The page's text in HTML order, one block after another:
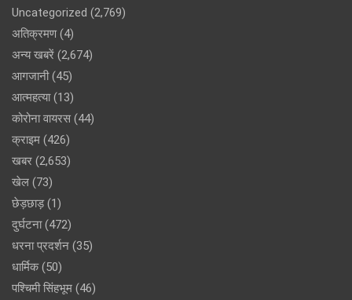
Uncategorized (2,769)
अतिक्रमण(4)
अन्य खबरें (2,674)
आगजानी(45)
आत्महत्या(13)
कोरोना वायरस (44)
क्राइम (426)
खबर (2,653)
खेल (73)
छेड़छाड़(1)
दुर्घटना(472)
धरना प्रदर्शन (35)
धार्मिक(50)
पश्चिमी सिंहभूम (46)